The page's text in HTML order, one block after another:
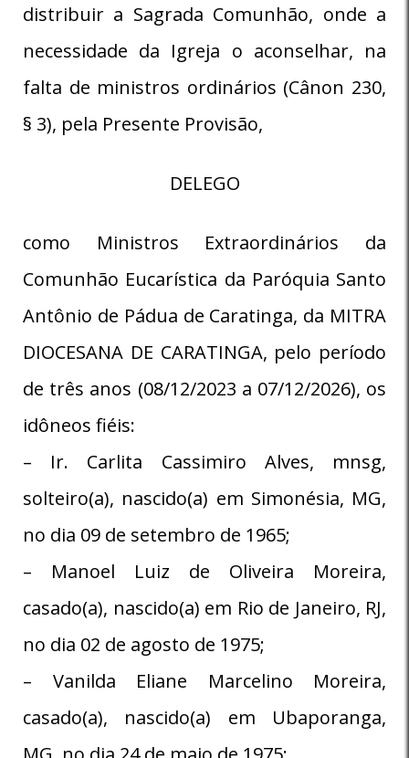
distribuir a Sagrada Comunhão, onde a
necessidade da Igreja o aconselhar, na
falta de ministros ordinários (Cânon 230,
§ 3), pela Presente Provisão,
DELEGO
como Ministros Extraordinários da
Comunhão Eucarística da Paróquia Santo
Antônio de Pádua de Caratinga, da MITRA
DIOCESANA DE CARATINGA, pelo período
de três anos (08/12/2023 a 07/12/2026), os
idôneos fiéis:
– Ir. Carlita Cassimiro Alves, mnsg,
solteiro(a), nascido(a) em Simonésia, MG,
no dia 09 de setembro de 1965;
– Manoel Luiz de Oliveira Moreira,
casado(a), nascido(a) em Rio de Janeiro, RJ,
no dia 02 de agosto de 1975;
– Vanilda Eliane Marcelino Moreira,
casado(a), nascido(a) em Ubaporanga,